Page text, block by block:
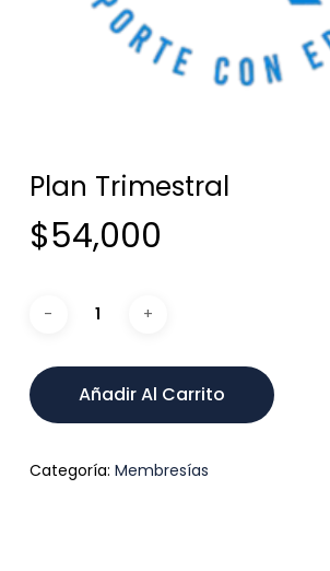
Plan Trimestral
$54,000
Añadir Al Carrito
Categoría: Membresías